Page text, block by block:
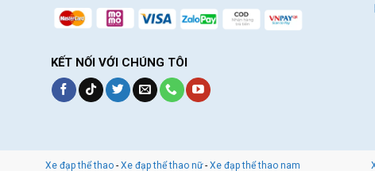
KẾT NỐI VỚI CHÚNG TÔI
Xe đạp thể thao - Xe đạp thể thao nữ- Xe đạp thể thao nam